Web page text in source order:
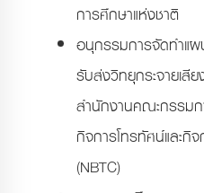
การศึกษาแห่งชาติ
อนุกรรมการจัดทำแ
รับส่งวิทยุกระจายเสี
สำนักงานคณะกรรมก
กิจการโทรทัศน์และกิ
(NBTC)